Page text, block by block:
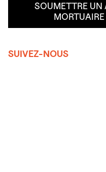
SOUMETTRE UN
MORTUAIRE
SUIVEZ-NOUS